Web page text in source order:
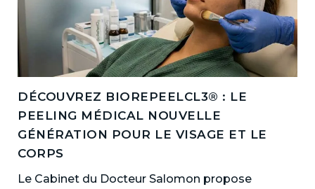
DÉCOUVREZ BIOREPEELCL3® : LE
PEELING MÉDICAL NOUVELLE
GÉNÉRATION POUR LE VISAGE ET LE
CORPS
Le Cabinet du Docteur Salomon propose